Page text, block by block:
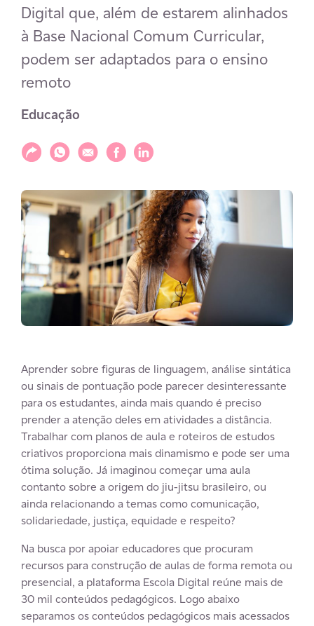
Digital que, além de estarem alinhados
à Base Nacional Comum Curricular,
podem ser adaptados para o ensino
remoto
Educação
Compartilhar
Compartilhar via WhatsApp
Compartilhar via E-mail
Compartilhar via Facebook
Compartilhar via LinkedIn
Aprender sobre figuras de linguagem, análise sintática
ou sinais de pontuação pode parecer desinteressante
para os estudantes, ainda mais quando é preciso
prender a atenção deles em atividades a distância.
Trabalhar com planos de aula e roteiros de estudos
criativos proporciona mais dinamismo e pode ser uma
ótima solução. Já imaginou começar uma aula
contanto sobre a origem do jiu-jitsu brasileiro, ou
ainda relacionando a temas como comunicação,
solidariedade, justiça, equidade e respeito?
Na busca por apoiar educadores que procuram
recursos para construção de aulas de forma remota ou
presencial, a plataforma Escola Digital reúne mais de
30 mil conteúdos pedagógicos. Logo abaixo
separamos os conteúdos pedagógicos mais acessados